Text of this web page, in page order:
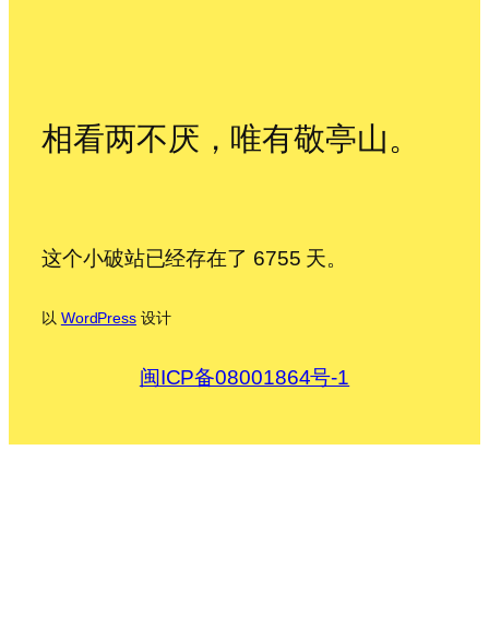
相看两不厌，唯有敬亭山。
这个小破站已经存在了 6755 天。
以 WordPress设计
闽ICP备08001864号-1